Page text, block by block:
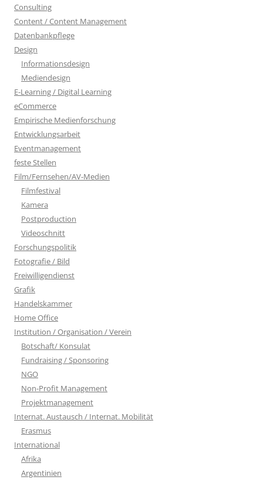
Consulting
Content / Content Management
Datenbankpflege
Design
Informationsdesign
Mediendesign
E-Learning / Digital Learning
eCommerce
Empirische Medienforschung
Entwicklungsarbeit
Eventmanagement
feste Stellen
Film/Fernsehen/AV-Medien
Filmfestival
Kamera
Postproduction
Videoschnitt
Forschungspolitik
Fotografie / Bild
Freiwilligendienst
Grafik
Handelskammer
Home Office
Institution / Organisation / Verein
Botschaft/ Konsulat
Fundraising / Sponsoring
NGO
Non-Profit Management
Projektmanagement
Internat. Austausch / Internat. Mobilität
Erasmus
International
Afrika
Argentinien